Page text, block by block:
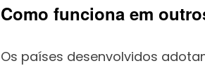
Como funciona em
Os países desenvolvidos